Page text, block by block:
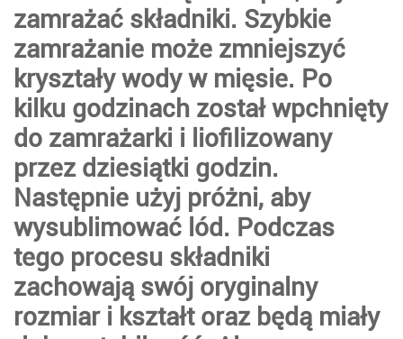
zamrażać składniki. Szybkie
zamrażanie może zmniejszyć
kryształy wody w mięsie. Po
kilku godzinach został wpchnięty
do zamrażarki i liofilizowany
przez dziesiątki godzin.
Następnie użyj próżni, aby
wysublimować lód. Podczas
tego procesu składniki
zachowają swój oryginalny
rozmiar i kształt oraz będą miały